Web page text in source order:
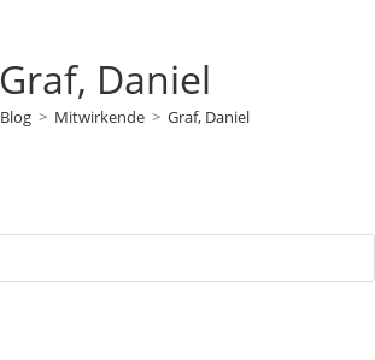
Graf, Daniel
Blog > Mitwirkende > Graf, Daniel